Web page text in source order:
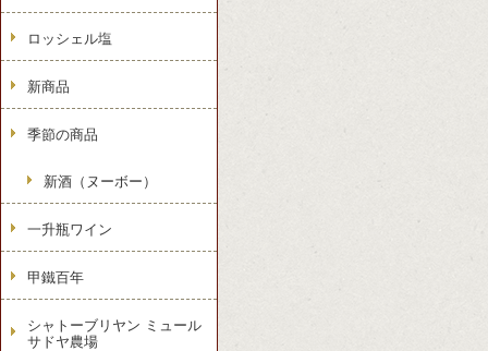
ロッシェル塩
新商品
季節の商品
新酒（ヌーボー）
一升瓶ワイン
甲鐵百年
シャトーブリヤン ミュール
サドヤ農場